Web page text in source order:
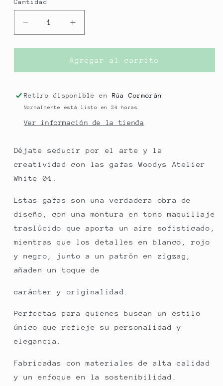
Cantidad
Reducir
cantidad
para
WOODYS
WHITE
04
21
Aumentar
cantidad
para
GAFAS
WOODYS
WHITE
04
21
Agregar al carrito
Retiro disponible en Rúa Cormorán
Normalmente está listo en 24 horas
Ver información de la tienda
Déjate seducir por el arte y la
creatividad con las gafas Woodys Atelier
White 04.
Estas gafas son una verdadera obra de
diseño, con una montura en tono maquillaje
traslúcido que aporta un aire sofisticado,
mientras que los detalles en blanco, rojo
y negro, junto a un patrón en zigzag,
añaden un toque de
carácter y originalidad.
Perfectas para quienes buscan un estilo
único que refleje su personalidad y
elegancia.
Fabricadas con materiales de alta calidad
y un enfoque en la sostenibilidad.